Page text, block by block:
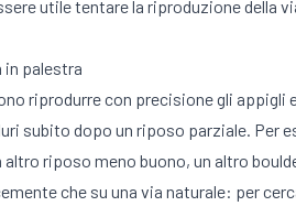
utile tentare la riproduzione della
in palestra
riprodurre con precisione gli appigli
subito dopo un riposo parziale. Per
altro riposo meno buono, un altro
che su una via naturale: per